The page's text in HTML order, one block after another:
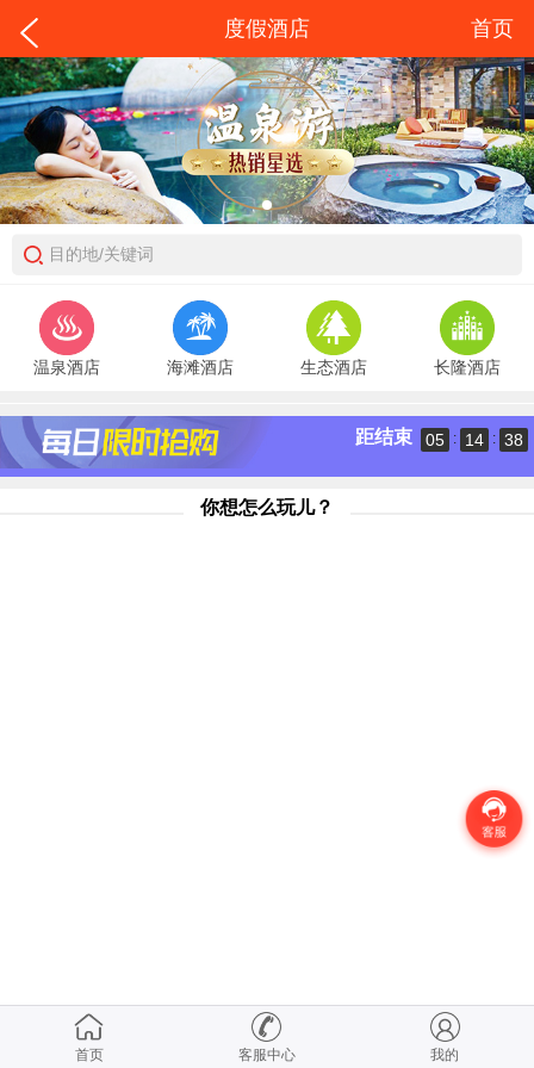
度假酒店 首页
目的地/关键词
温泉酒店 海滩酒店 生态酒店 长隆酒店
距结束 05 : 14 : 38
你想怎么玩儿？
首页 客服中心 我的